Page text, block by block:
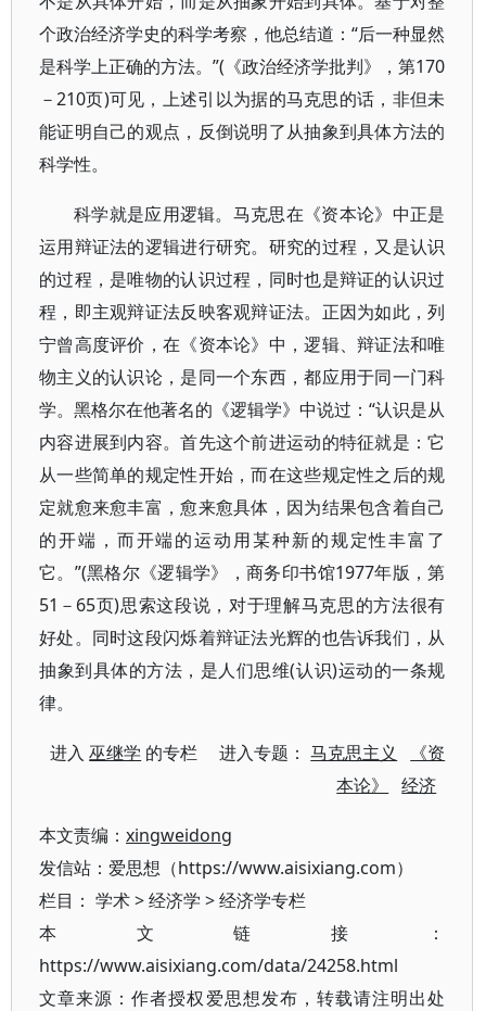
个政治经济学史的科学考察，他总结道：“后一种显然
是科学上正确的方法。”(《政治经济学批判》，第170
－210页)可见，上述引以为据的马克思的话，非但未
能证明自己的观点，反倒说明了从抽象到具体方法的
科学性。
科学就是应用逻辑。马克思在《资本论》中正是
运用辩证法的逻辑进行研究。研究的过程，又是认识
的过程，是唯物的认识过程，同时也是辩证的认识过
程，即主观辩证法反映客观辩证法。正因为如此，列
宁曾高度评价，在《资本论》中，逻辑、辩证法和唯
物主义的认识论，是同一个东西，都应用于同一门科
学。黑格尔在他著名的《逻辑学》中说过：“认识是从
内容进展到内容。首先这个前进运动的特征就是：它
从一些简单的规定性开始，而在这些规定性之后的规
定就愈来愈丰富，愈来愈具体，因为结果包含着自己
的开端，而开端的运动用某种新的规定性丰富了
它。”(黑格尔《逻辑学》，商务印书馆1977年版，第
51－65页)思索这段说，对于理解马克思的方法很有
好处。同时这段闪烁着辩证法光辉的也告诉我们，从
抽象到具体的方法，是人们思维(认识)运动的一条规
律。
进入巫继学 的专栏 进入专题：马克思主义
《资
本论》
经济
本文责编： xingweidong
发信站：爱思想（https://www.aisixiang.com）
栏目： 学术>经济学 >经济学专栏
本文链接：
https://www.aisixiang.com/data/24258.html
文章来源：作者授权爱思想发布，转载请注明出处